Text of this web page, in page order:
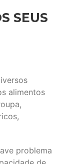
SEUS
alimentos
problema